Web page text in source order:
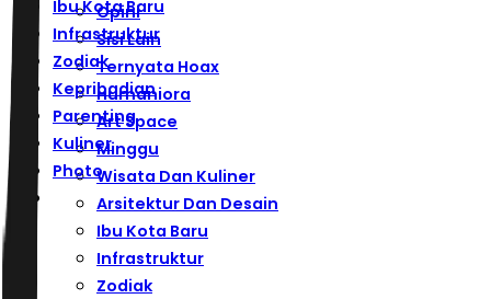
Ibu Kota Baru
Infrastruktur
Zodiak
Kepribadian
Parenting
Kuliner
Photo
Opini
Sisi Lain
Ternyata Hoax
Humaniora
Art Space
Minggu
Wisata Dan Kuliner
Arsitektur Dan Desain
Ibu Kota Baru
Infrastruktur
Zodiak